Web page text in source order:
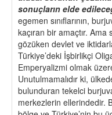
sonuçların elde
egemen sınıflarının,
kaçıran bir amaçtır.
gözüken devlet ve
Türkiye’deki İşbirlikçi
Emperyalizmi olmak
Unutulmamalıdır ki,
bulunduran tekelci
merkezlerin ellerindedir.